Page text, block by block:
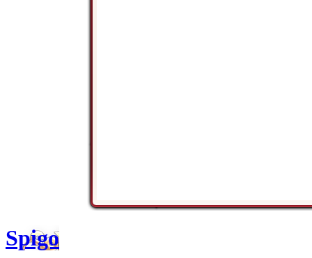
Spigo